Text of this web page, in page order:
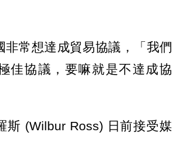
非常想達成貿易協議，「我們
佳協議，要嘛就是不達成協
斯 (Wilbur Ross) 日前接受媒